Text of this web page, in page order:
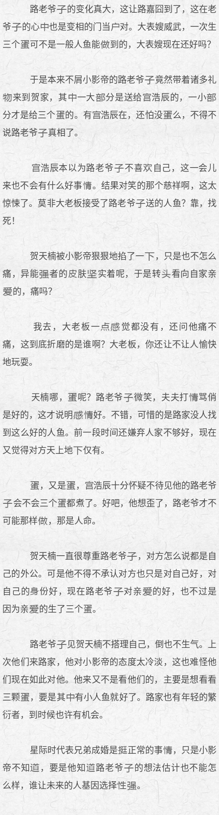
路老爷
的变化真大，这让路嘉囧到了，这在老
爷
的心 也是变相的门当
对。大表嫂威武，一次生
三个
可不是一般人鱼能 到的，大表嫂现在还好吗？
于是本来不屑小影帝的路老爷
竟然带着诸多礼
来到贺家，其
一大 分是送给
浩辰的，一小
分才是给三个
的。有 浩辰在，还怕没
么，不得不
说路老爷
真相了。
浩辰本以为路老爷 不喜
自己，这一会儿
来也不会有什么好事
。结果对笑的那个慈祥啊，这太
惊悚了。莫非大老板接受了路老爷
送的人鱼？靠，找
死！
贺天楠被小影帝狠狠地掐了一
，只是也不怎么
痛，异能
者的 肤 实着呢，于是转
看向自家亲
的，痛吗？
我去，大老板一
觉都没有，还问他痛不
痛，这到底折磨的是谁啊？大老板，你还让不让人愉快
地玩耍。
天楠哪， 呢？路老爷 微笑，夫夫打
骂俏
是好的，这才说明
好。不错，可惜的是路家没人找
到这么好的人鱼。前一段时间还嫌弃人家不够好，现在
又觉得对方天上地
仅有。
，又是 ，
浩辰十分怀疑不待见他的路老爷
会不会三个
都煮了。好吧，他想歪了，路老爷才不
可能那样
，那是人命。
贺天楠一直很尊重路老爷
，对方怎么说都是自
己的外公。可是他不得不承认对方也只是对自己好，对
自己的
份好，现在路老爷 对亲
的好，也不过是
因为亲
的生了三个 。
路老爷
见贺天楠不搭理自己，倒也不生气。上
次他们来路家，他对小影帝的态度太冷淡，这也难怪他
们现在如此对他。他来又不是看他们的，主要是想看看
三颗
，要是其
有小人鱼就好了。路家也有年轻的繁
衍者，到时候也许有机会。
星际时代表兄弟成婚是 正常的事
，只是小影
帝不知
，要是他知 路老爷
的想法估计也不能怎
么样，谁让未来的人基因选择
。